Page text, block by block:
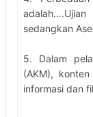
sedangkan
5. Dalam
(AKM),
informasi dan